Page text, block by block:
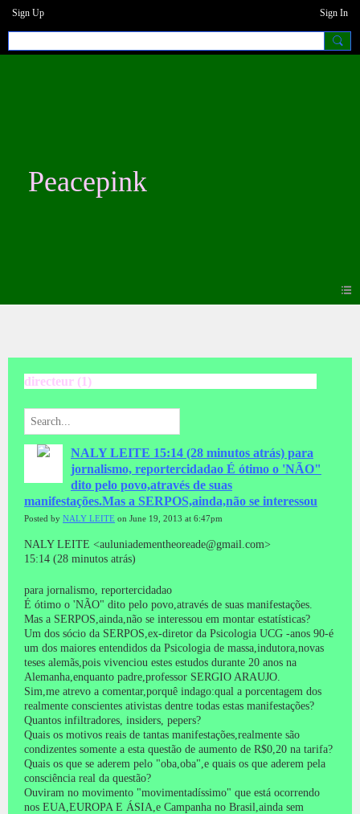
Sign Up Sign In
Peacepink
directeur (1)
NALY LEITE 15:14 (28 minutos atrás) para
jornalismo, reportercidadao É ótimo o 'NÃO"
dito pelo povo,através de suas
manifestações.Mas a SERPOS,ainda,não se interessou
Posted by NALY LEITE on June 19, 2013 at 6:47pm
NALY LEITE <auluniadementheoreade@gmail.com>
15:14 (28 minutos atrás)
para jornalismo, reportercidadao
É ótimo o 'NÃO" dito pelo povo,através de suas manifestações.
Mas a SERPOS,ainda,não se interessou em montar estatísticas?
Um dos sócio da SERPOS,ex-diretor da Psicologia UCG -anos 90-é
um dos maiores entendidos da Psicologia de massa,indutora,novas
teses alemãs,pois vivenciou estes estudos durante 20 anos na
Alemanha,enquanto padre,professor SERGIO ARAUJO.
Sim,me atrevo a comentar,porquê indago:qual a porcentagem dos
realmente conscientes ativistas dentre todas estas manifestações?
Quantos infiltradores, insiders, pepers?
Quais os motivos reais de tantas manifestações,realmente são
condizentes somente a esta questão de aumento de R$0,20 na tarifa?
Quais os que se aderem pelo "oba,oba",e quais os que aderem pela
consciência real da questão?
Ouviram no movimento "movimentadíssimo" que está ocorrendo
nos EUA,EUROPA E ÁSIA,e Campanha no Brasil,ainda sem